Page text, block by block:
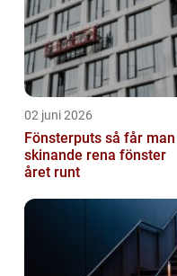
02 juni 2026
Fönsterputs så får man
skinande rena fönster
året runt